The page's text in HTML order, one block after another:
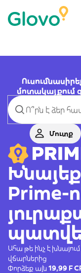
մոտակայքում
Մուտք
Խնայեք
Prime-
Ահա թե ինչ է
վճարներից
Փորձեք այն 19,99 F